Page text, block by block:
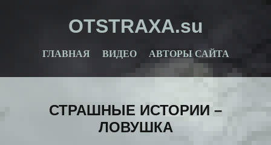
OTSTRAXA.su
ГЛАВНАЯ ВИДЕО АВТОРЫ САЙТА
СТРАШНЫЕ ИСТОРИИ –
ЛОВУШКА